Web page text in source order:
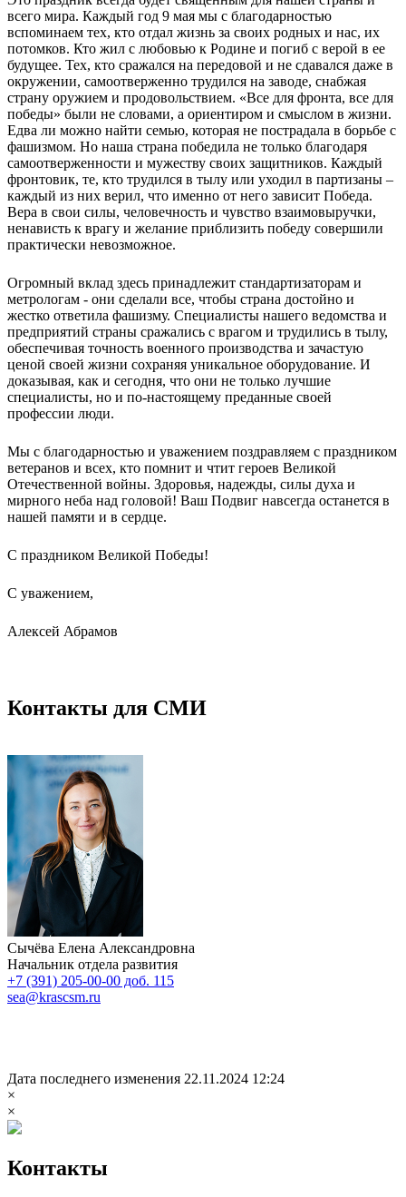
всего мира. Каждый год 9 мая мы с благодарностью
вспоминаем тех, кто отдал жизнь за своих родных и нас, их
потомков. Кто жил с любовью к Родине и погиб с верой в ее
будущее. Тех, кто сражался на передовой и не сдавался даже в
окружении, самоотверженно трудился на заводе, снабжая
страну оружием и продовольствием. «Все для фронта, все для
победы» были не словами, а ориентиром и смыслом в жизни.
Едва ли можно найти семью, которая не пострадала в борьбе с
фашизмом. Но наша страна победила не только благодаря
самоотверженности и мужеству своих защитников. Каждый
фронтовик, те, кто трудился в тылу или уходил в партизаны –
каждый из них верил, что именно от него зависит Победа.
Вера в свои силы, человечность и чувство взаимовыручки,
ненависть к врагу и желание приблизить победу совершили
практически невозможное.
Огромный вклад здесь принадлежит стандартизаторам и
метрологам - они сделали все, чтобы страна достойно и
жестко ответила фашизму. Специалисты нашего ведомства и
предприятий страны сражались с врагом и трудились в тылу,
обеспечивая точность военного производства и зачастую
ценой своей жизни сохраняя уникальное оборудование. И
доказывая, как и сегодня, что они не только лучшие
специалисты, но и по-настоящему преданные своей
профессии люди.
Мы с благодарностью и уважением поздравляем с праздником
ветеранов и всех, кто помнит и чтит героев Великой
Отечественной войны. Здоровья, надежды, силы духа и
мирного неба над головой! Ваш Подвиг навсегда останется в
нашей памяти и в сердце.
С праздником Великой Победы!
С уважением,
Алексей Абрамов
Контакты для СМИ
Сычёва Елена Александровна
Начальник отдела развития
+7 (391) 205-00-00 доб. 115
sea@krascsm.ru
Дата последнего изменения 22.11.2024 12:24
×
×
Контакты